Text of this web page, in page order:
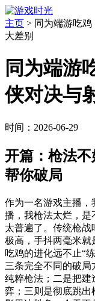
主页 > 同为端游吃
大差别
同为端游
侠对决与
时间：2026-06-29
开篇：枪法
帮你破局
作为一名游戏主播，
播，我枪法太烂，是
太普遍了。传统枪
极高，手抖两毫米就
吃鸡的进化远不止“
三条完全不同的破
纯粹枪法；二是把建
弈；三则是彻底跳出